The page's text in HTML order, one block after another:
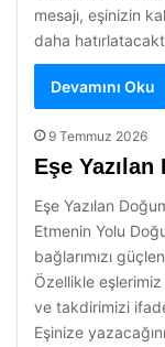
mesajı, eşinizin
daha
Devamını Oku
9 Temmuz 2026
Eşe
Eşe Yazılan
Etmenin Yolu
bağlarımızı
Özellikle
ve takdirimizi
Eşinize